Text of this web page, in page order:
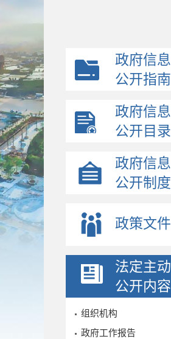
政府信息
公开指南
政府信息
公开目录
政府信息
公开制度
政策文件
法定主动
公开内容
组织机构
政府工作报告